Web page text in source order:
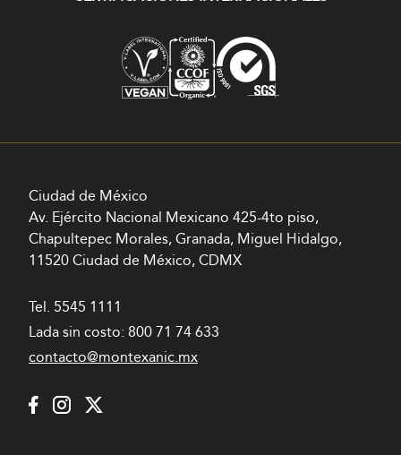
Ciudad de México
Av. Ejército Nacional Mexicano 425-4to piso,
Chapultepec Morales, Granada, Miguel Hidalgo,
11520 Ciudad de México, CDMX
Tel. 5545 1111
Lada sin costo: 800 71 74 633
contacto@montexanic.mx